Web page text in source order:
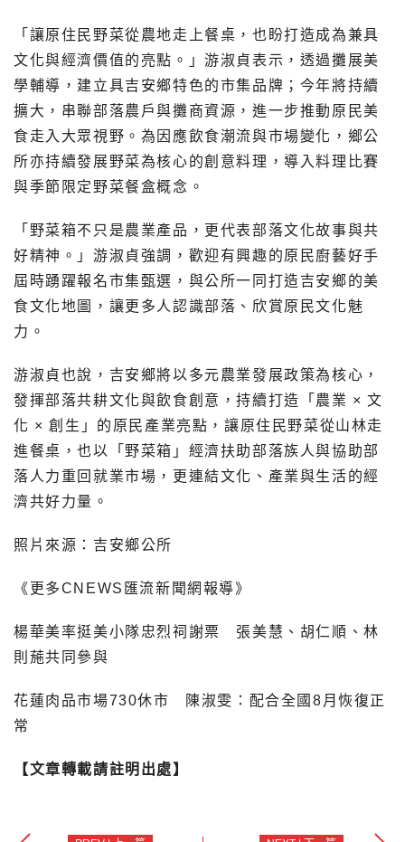
「讓原住民野菜從農地走上餐桌，也盼打造成為兼具
文化與經濟價值的亮點。」游淑貞表示，透過攤展美
學輔導，建立具吉安鄉特色的市集品牌；今年將持續
擴大，串聯部落農戶與攤商資源，進一步推動原民美
食走入大眾視野。為因應飲食潮流與市場變化，鄉公
所亦持續發展野菜為核心的創意料理，導入料理比賽
與季節限定野菜餐盒概念。
「野菜箱不只是農業產品，更代表部落文化故事與共
好精神。」游淑貞強調，歡迎有興趣的原民廚藝好手
屆時踴躍報名市集甄選，與公所一同打造吉安鄉的美
食文化地圖，讓更多人認識部落、欣賞原民文化魅
力。
游淑貞也說，吉安鄉將以多元農業發展政策為核心，
發揮部落共耕文化與飲食創意，持續打造「農業 × 文
化 × 創生」的原民產業亮點，讓原住民野菜從山林走
進餐桌，也以「野菜箱」經濟扶助部落族人與協助部
落人力重回就業市場，更連結文化、產業與生活的經
濟共好力量。
照片來源：吉安鄉公所
《更多CNEWS匯流新聞網報導》
楊華美率挺美小隊忠烈祠謝票 張美慧、胡仁順、林
則葹共同參與
花蓮肉品市場730休市 陳淑雯：配合全國8月恢復正
常
【文章轉載請註明出處】